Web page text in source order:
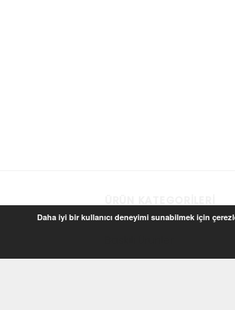
Daha iyi bir kullanıcı deneyimi sunabilmek için